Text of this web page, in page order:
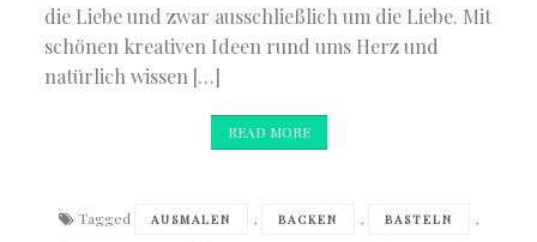
die Liebe und zwar ausschließlich um die Liebe. Mit
schönen kreativen Ideen rund ums Herz und
natürlich wissen […]
READ MORE
Tagged AUSMALEN , BACKEN , BASTELN ,